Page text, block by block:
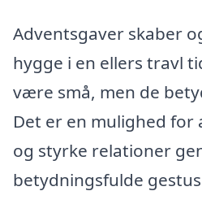
Adventsgaver skaber
hygge i en ellers travl
være små, men de
Det er en mulighed for
og styrke relationer
betydningsfulde